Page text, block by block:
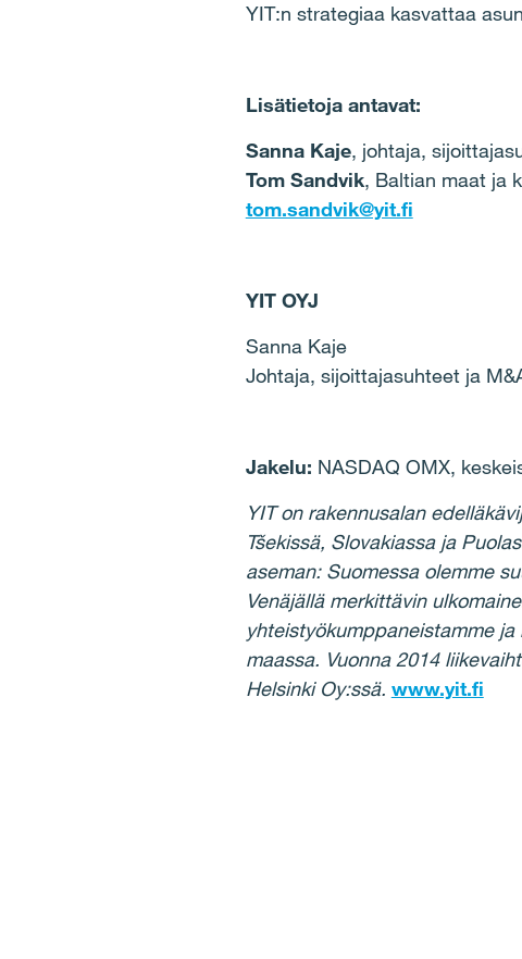
YIT:n strategiaa kasvattaa
Lisätietoja antavat:
Sanna Kaje, johtaja,
Tom Sandvik, Baltian maat ja
tom.sandvik@yit.fi
YIT OYJ
Sanna Kaje
Johtaja, sijoittajasuhteet ja
Jakelu: NASDAQ OMX,
YIT on rakennusalan
Tšekissä, Slovakiassa ja
aseman: Suomessa olemme
Venäjällä merkittävin
yhteistyökumppaneistamme
maassa. Vuonna 2014
Helsinki Oy:ssä. www.yit.fi